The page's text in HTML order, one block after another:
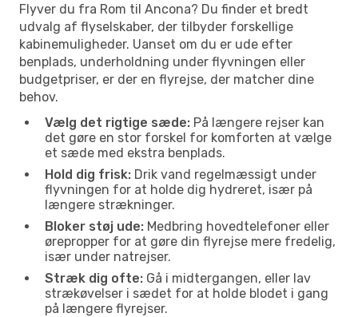
Flyver du fra Rom til Ancona? Du finder et bredt
udvalg af flyselskaber, der tilbyder forskellige
kabinemuligheder. Uanset om du er ude efter
benplads, underholdning under flyvningen eller
budgetpriser, er der en flyrejse, der matcher dine
behov.
Vælg det rigtige sæde: På længere rejser kan
det gøre en stor forskel for komforten at vælge
et sæde med ekstra benplads.
Hold dig frisk: Drik vand regelmæssigt under
flyvningen for at holde dig hydreret, især på
længere strækninger.
Bloker støj ude: Medbring hovedtelefoner eller
ørepropper for at gøre din flyrejse mere fredelig,
især under natrejser.
Stræk dig ofte: Gå i midtergangen, eller lav
strækøvelser i sædet for at holde blodet i gang
på længere flyrejser.